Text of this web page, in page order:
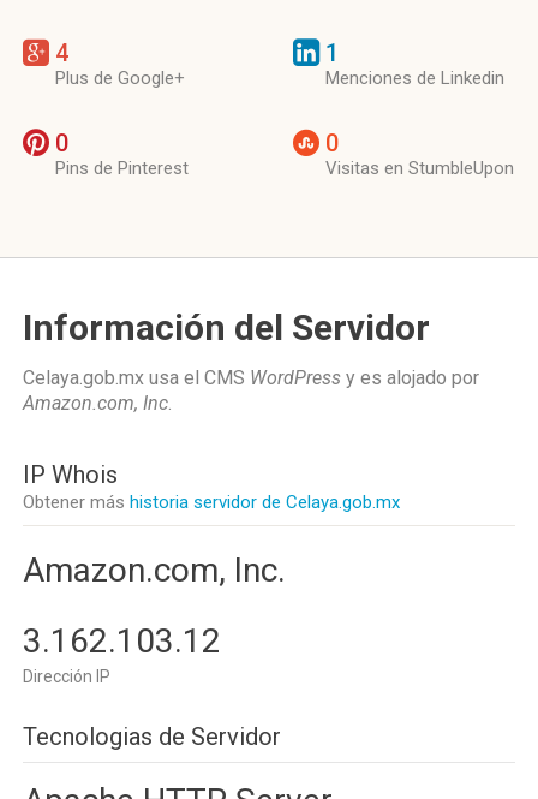
4
Plus de Google+
1
Menciones de Linkedin
0
Pins de Pinterest
0
Visitas en StumbleUpon
Información del Servidor
Celaya.gob.mx usa el CMS WordPress y es alojado por
Amazon.com, Inc.
IP Whois
Obtener más historia servidor de Celaya.gob.mx
Amazon.com, Inc.
3.162.103.12
Dirección IP
Tecnologias de Servidor